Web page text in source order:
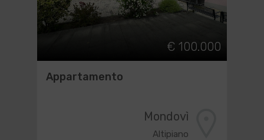
€ 100.000
Appartamento
Mondovì
Altipiano